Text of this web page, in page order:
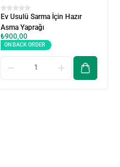
Ev Usulü Sarma İçin Hazır
Asma Yaprağı
₺900,00
ON BACK ORDER